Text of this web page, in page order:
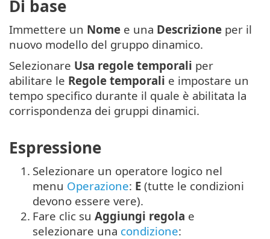
Di base
Immettere un Nome e una Descrizione per il
nuovo modello del gruppo dinamico.
Selezionare Usa regole temporali per
abilitare le Regole temporali e impostare un
tempo specifico durante il quale è abilitata la
corrispondenza dei gruppi dinamici.
Espressione
1. Selezionare un operatore logico nel
menu Operazione: E (tutte le condizioni
devono essere vere).
2. Fare clic su Aggiungi regola e
selezionare una condizione: